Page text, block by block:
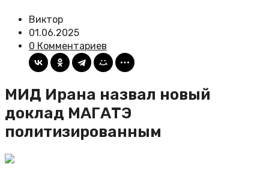
Виктор
01.06.2025
0 Комментариев
МИД Ирана назвал новый
доклад МАГАТЭ
политизированным